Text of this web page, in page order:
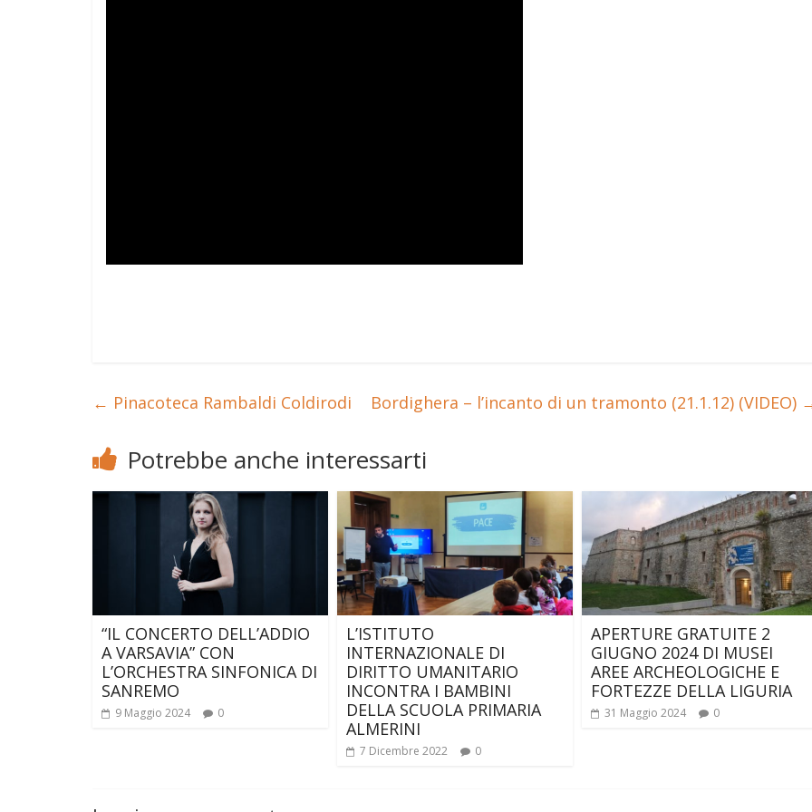
← Pinacoteca Rambaldi Coldirodi Bordighera – l’incanto di un tramonto (21.1.12) (VIDEO)
Potrebbe anche interessarti
“IL CONCERTO DELL’ADDIO
A VARSAVIA” CON
L’ORCHESTRA SINFONICA DI
SANREMO
9 Maggio 2024 0
L’ISTITUTO
INTERNAZIONALE DI
DIRITTO UMANITARIO
INCONTRA I BAMBINI
DELLA SCUOLA PRIMARIA
ALMERINI
7 Dicembre 2022 0
APERTURE GRATUITE 2
GIUGNO 2024 DI MUSEI
AREE ARCHEOLOGICHE E
FORTEZZE DELLA LIGURIA
31 Maggio 2024 0